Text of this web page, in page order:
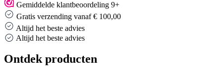
Gemiddelde klantbeoordeling 9+
Gratis verzending vanaf € 100,00
Altijd het beste advies
Altijd het beste advies
Ontdek producten